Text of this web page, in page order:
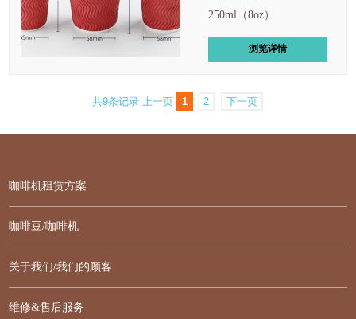
250ml（8oz）
浏览详情
共9条记录 上一页 1 2 下一页
咖啡机租赁方案
咖啡豆/咖啡机
关于我们/我们的顾客
维修&售后服务